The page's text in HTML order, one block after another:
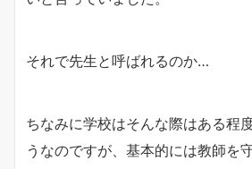
それで先生と呼ばれるのか…
ちなみに学校はそんな際はある程
うなのですが、基本的には教師を